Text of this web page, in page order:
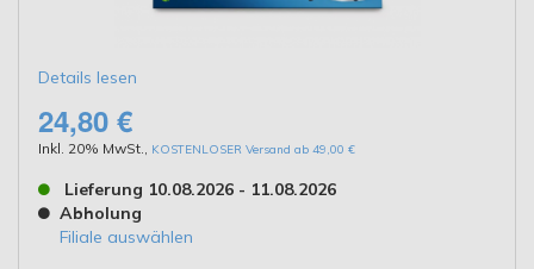
Details lesen
24,80 €
Inkl. 20% MwSt. KOSTENLOSER Versand ab 49,00 €
Lieferung 10.08.2026 - 11.08.2026
Abholung
Filiale auswählen